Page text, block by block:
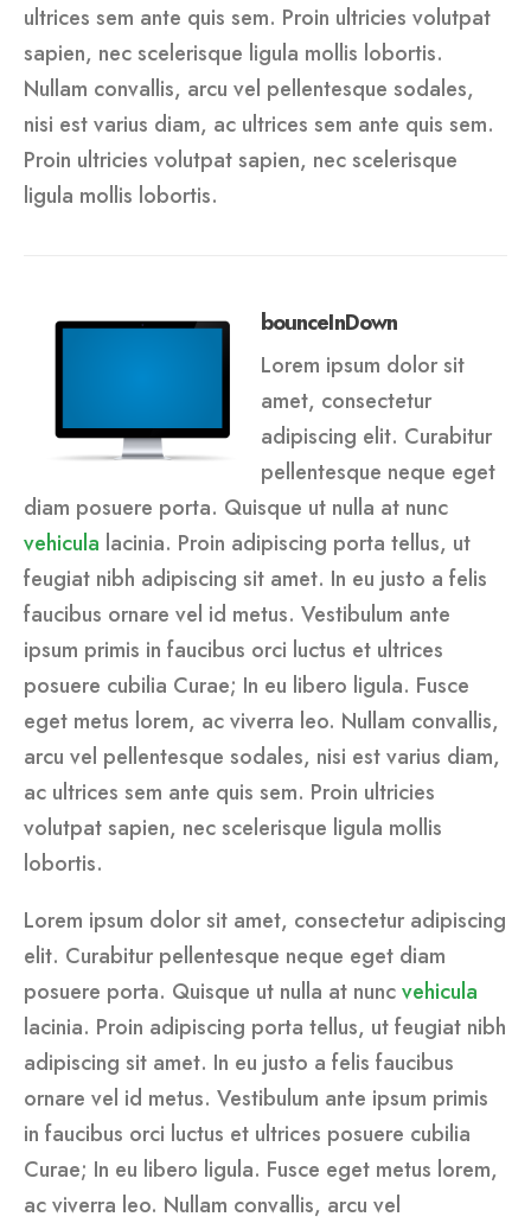
ultrices sem ante quis sem. Proin ultricies volutpat
sapien, nec scelerisque ligula mollis lobortis.
Nullam convallis, arcu vel pellentesque sodales,
nisi est varius diam, ac ultrices sem ante quis sem.
Proin ultricies volutpat sapien, nec scelerisque
ligula mollis lobortis.
bounceInDown
Lorem ipsum dolor sit
amet, consectetur
adipiscing elit. Curabitur
pellentesque neque eget
diam posuere porta. Quisque ut nulla at nunc
vehicula lacinia. Proin adipiscing porta tellus, ut
feugiat nibh adipiscing sit amet. In eu justo a felis
faucibus ornare vel id metus. Vestibulum ante
ipsum primis in faucibus orci luctus et ultrices
posuere cubilia Curae; In eu libero ligula. Fusce
eget metus lorem, ac viverra leo. Nullam convallis,
arcu vel pellentesque sodales, nisi est varius diam,
ac ultrices sem ante quis sem. Proin ultricies
volutpat sapien, nec scelerisque ligula mollis
lobortis.
Lorem ipsum dolor sit amet, consectetur adipiscing
elit. Curabitur pellentesque neque eget diam
posuere porta. Quisque ut nulla at nuncvehicula
lacinia. Proin adipiscing porta tellus, ut feugiat nibh
adipiscing sit amet. In eu justo a felis faucibus
ornare vel id metus. Vestibulum ante ipsum primis
in faucibus orci luctus et ultrices posuere cubilia
Curae; In eu libero ligula. Fusce eget metus lorem,
ac viverra leo. Nullam convallis, arcu vel